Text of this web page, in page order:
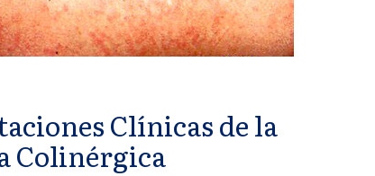
Clínicas de la
Colinérgica